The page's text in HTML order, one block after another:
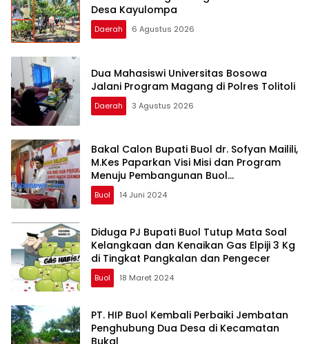
Desa Kayulompa
Daerah 6 Agustus 2026
Dua Mahasiswi Universitas Bosowa
Jalani Program Magang di Polres Tolitoli
Daerah 3 Agustus 2026
Bakal Calon Bupati Buol dr. Sofyan Mailili,
M.Kes Paparkan Visi Misi dan Program
Menuju Pembangunan Buol
Berkelanjutan
Buol 14 Juni 2024
Diduga PJ Bupati Buol Tutup Mata Soal
Kelangkaan dan Kenaikan Gas Elpiji 3 Kg
di Tingkat Pangkalan dan Pengecer
Buol 18 Maret 2024
PT. HIP Buol Kembali Perbaiki Jembatan
Penghubung Dua Desa di Kecamatan